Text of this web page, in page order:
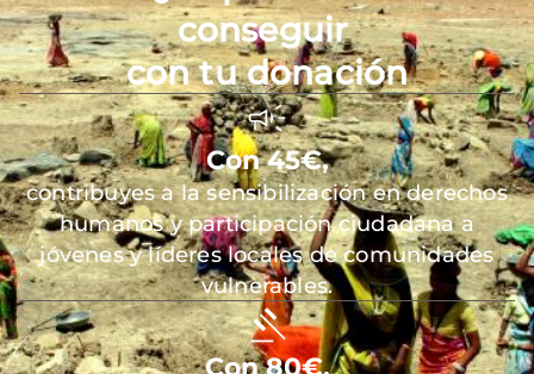
conseguir
con tu donación
Con 45€,
contribuyes a la sensibilización en derechos
humanos y participación ciudadana a
jóvenes y líderes locales de comunidades
vulnerables.
Con 80€,